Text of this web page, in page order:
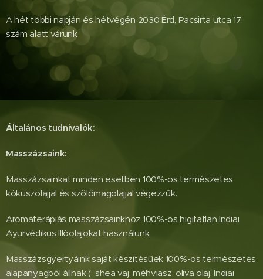
A hét többi napján és hétvégén 2030 Érd, Pacsirta utca 17.
szám alatt várunk
Általános tudnivalók:
Masszázsaink:
Masszázsainkat minden esetben 100%-os természetes
kókuszolajjal és szőlőmagolajjal végezzük.
Aromaterápiás masszázsainkhoz 100%-os higitatlan Indiai
Ayurvédikus Illóolajokat használunk.
Masszázsgyertyáink saját készítésűek 100%-os természetes
alapanyagból állnak ( shea vaj, méhviasz, oliva olaj, Indiai